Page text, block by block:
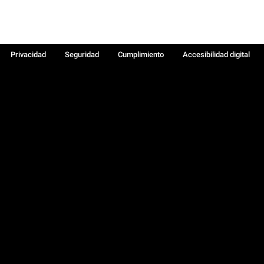
Privacidad Seguridad Cumplimiento
Accesibilidad digital